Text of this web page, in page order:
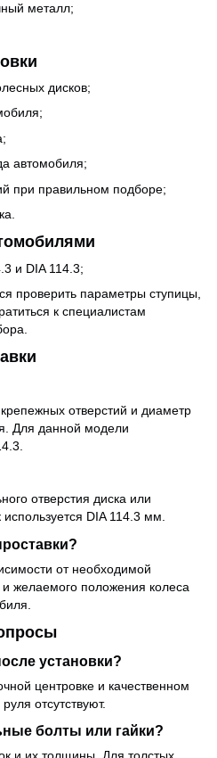
металл;
дисков;
автомобиля;
при правильном подборе;
и DIA 114.3;
проверить параметры ступицы,
к специалистам
отверстий и диаметр
Для данной модели
отверстия диска или
DIA 114.3 мм.
от необходимой
и желаемого положения колеса
установки?
центровке и качественном
отсутствуют.
болты или гайки?